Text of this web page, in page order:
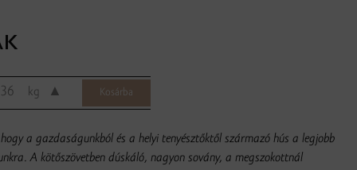
kg ▲
a gazdaságunkból és a helyi tenyésztőktől származó hús a legjobb
A kötőszövetben dúskáló, nagyon sovány, a megszokottnál